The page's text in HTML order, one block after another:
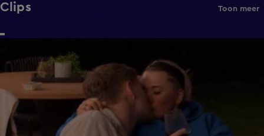
Clips Toon meer